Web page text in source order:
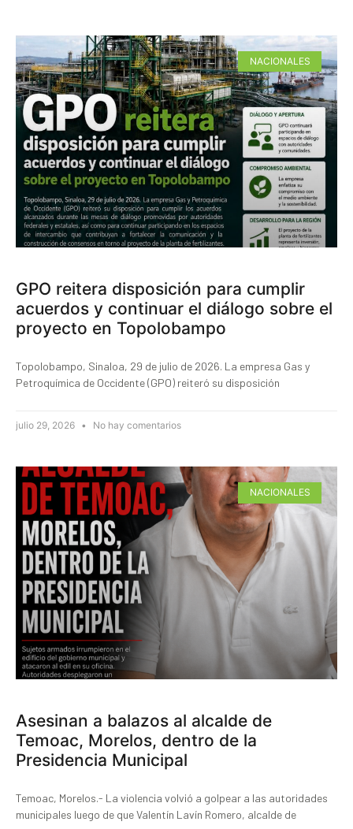
NACIONALES
GPO reitera disposición para cumplir
acuerdos y continuar el diálogo sobre el
proyecto en Topolobampo
Topolobampo, Sinaloa, 29 de julio de 2026. La empresa Gas y
Petroquímica de Occidente (GPO) reiteró su disposición
julio 29, 2026 No hay comentarios
NACIONALES
Asesinan a balazos al alcalde de
Temoac, Morelos, dentro de la
Presidencia Municipal
Temoac, Morelos.- La violencia volvió a golpear a las autoridades
municipales luego de que Valentín Lavín Romero, alcalde de